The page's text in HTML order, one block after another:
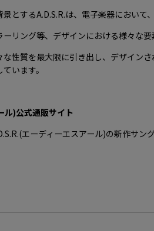
とするA.D.S.R.は、電子楽器におい
リング等、デザインにおける様々な
性質を最大限に引き出し、デザイン
います。
ル)公式通販サイト
エーディーエスアール)の新作サン